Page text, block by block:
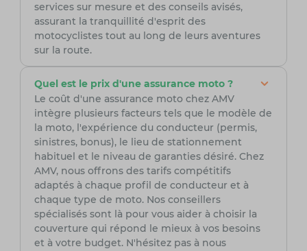
services sur mesure et des conseils avisés,
assurant la tranquillité d'esprit des
motocyclistes tout au long de leurs aventures
sur la route.
Quel est le prix d'une assurance moto ?
Le coût d'une assurance moto chez AMV
intègre plusieurs facteurs tels que le modèle de
la moto, l'expérience du conducteur (permis,
sinistres, bonus), le lieu de stationnement
habituel et le niveau de garanties désiré. Chez
AMV, nous offrons des tarifs compétitifs
adaptés à chaque profil de conducteur et à
chaque type de moto. Nos conseillers
spécialisés sont là pour vous aider à choisir la
couverture qui répond le mieux à vos besoins
et à votre budget. N'hésitez pas à nous